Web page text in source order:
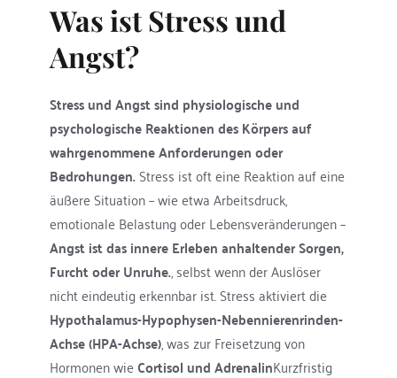
Was ist Stress und
Angst?
Stress und Angst sind physiologische und
psychologische Reaktionen des Körpers auf
wahrgenommene Anforderungen oder
Bedrohungen. Stress ist oft eine Reaktion auf eine
äußere Situation – wie etwa Arbeitsdruck,
emotionale Belastung oder Lebensveränderungen –
Angst ist das innere Erleben anhaltender Sorgen,
Furcht oder Unruhe., selbst wenn der Auslöser
nicht eindeutig erkennbar ist. Stress aktiviert die
Hypothalamus-Hypophysen-Nebennierenrinden-
Achse (HPA-Achse), was zur Freisetzung von
Hormonen wie Cortisol und AdrenalinKurzfristig